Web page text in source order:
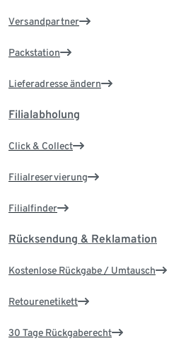
Versandpartner
Packstation
Lieferadresse ändern
Filialabholung
Click & Collect
Filialreservierung
Filialfinder
Rücksendung & Reklamation
Kostenlose Rückgabe / Umtausch
Retourenetikett
30 Tage Rückgaberecht